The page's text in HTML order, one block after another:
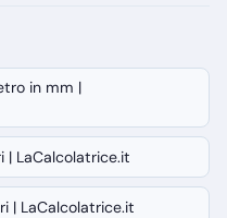
in mm |
| LaCalcolatrice.it
| LaCalcolatrice.it